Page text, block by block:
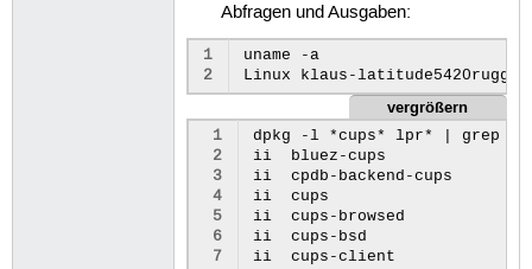
Abfragen und Ausgaben:
1
2
uname
-a
Linux
klaus-latitude5420rugged
vergrößern
1
2
3
4
5
6
7
dpkg -l *cups* lpr* grep
ii
bluez-cups
ii
cpdb-backend-cups
ii
cups
ii
cups-browsed
ii
cups-bsd
ii
cups-client